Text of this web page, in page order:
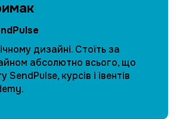
дизайні. Стоїть за
абсолютно всього, що
SendPulse, курсів і івентів